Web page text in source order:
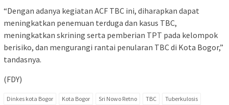
“Dengan adanya kegiatan ACF TBC ini, diharapkan dapat
meningkatkan penemuan terduga dan kasus TBC,
meningkatkan skrining serta pemberian TPT pada kelompok
berisiko, dan mengurangi rantai penularan TBC di Kota Bogor,”
tandasnya.
(FDY)
Dinkes kota Bogor Kota Bogor Sri Nowo Retno TBC Tuberkulosis